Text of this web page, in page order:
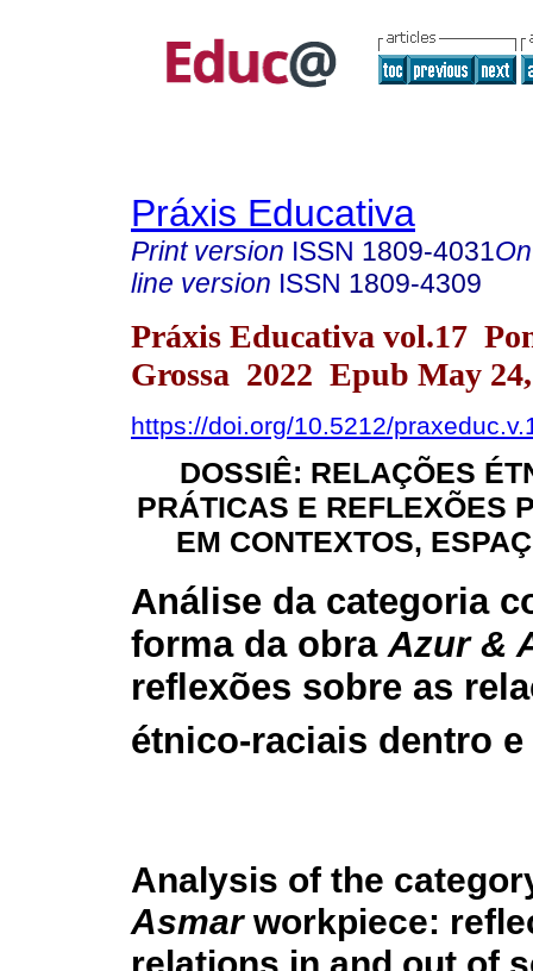
Práxis Educativa
Print version ISSN 1809-4031
line version ISSN 1809-4309
Práxis Educativa vol.17
Grossa 2022 Epub May
https://doi.org/10.5212/
DOSSIÊ: RELAÇÕES
PRÁTICAS E REFLEXÕES
EM CONTEXTOS,
Análise da categoria
forma da obraAzur &
reflexões sobre as
étnico-raciais dentro
Analysis of the
Asmarworkpiece:
relations in and out of